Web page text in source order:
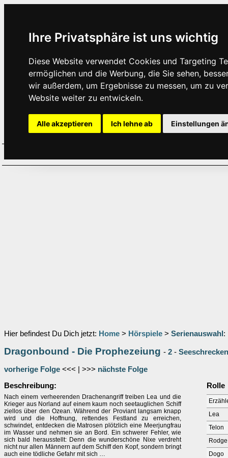
Ihre Privatsphäre ist uns wichtig
Diese Website verwendet Cookies und Targeting
ermöglichen und die Werbung, die Sie sehen,
wir außerdem, um Ergebnisse zu messen, um zu
Website weiter zu entwickeln.
Alle akzeptieren Ich lehne ab Einstellungen
Hier befindest Du Dich jetzt: Home > Hörspiele > Serienauswahl :
Dragonbound - Die Prophezeiung - 2 - Seeschrecken
vorherige Folge <<< | >>> nächste Folge
Beschreibung:
Nach einem verheerenden Drachenangriff treiben Lea und die
Krieger aus Norland auf einem kaum noch seetauglichen Schiff
ziellos über den Ozean. Während der Proviant langsam knapp
wird und die Hoffnung, rettendes Festland zu erreichen,
schwindet, entdecken die Matrosen plötzlich eine Meerjungfrau
im Wasser und nehmen sie an Bord. Ein schwerer Fehler, wie
sich bald herausstellt: Denn die wunderschöne Nixe verdreht
nicht nur allen Männern auf dem Schiff den Kopf, sondern bringt
auch eine tödliche Gefahr mit sich …
Rolle
Lea
Telon
Rodge
Dogo